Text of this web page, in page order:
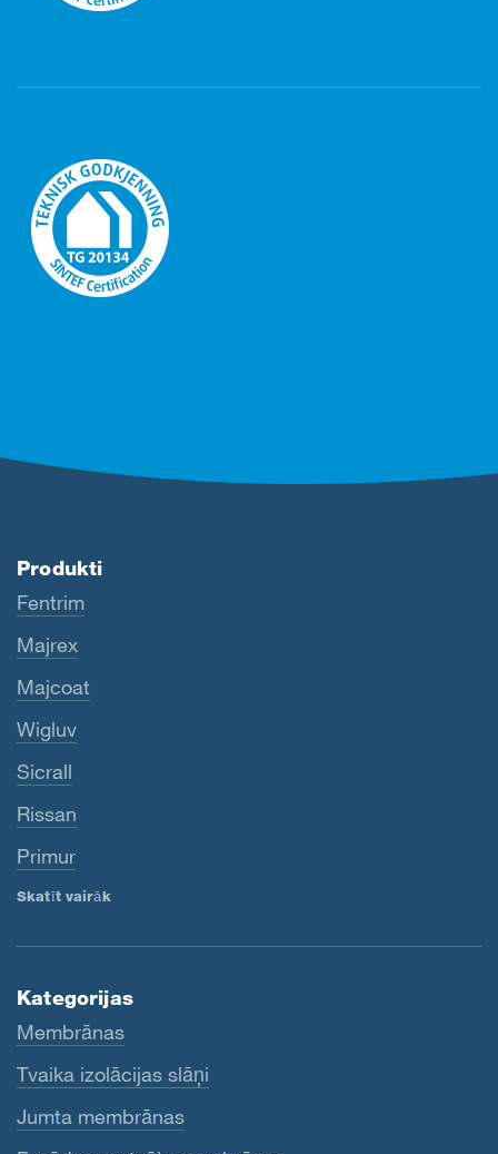
Produkti
Fentrim
Majrex
Majcoat
Wigluv
Sicrall
Rissan
Primur
Skatīt vairāk
Kategorijas
Membrānas
Tvaika izolācijas slāņi
Jumta membrānas